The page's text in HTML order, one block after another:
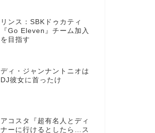
リンス：SBKドゥカティ
『Go Eleven』チーム加入
を目指す
ディ・ジャンナントニオは
DJ彼女に首ったけ
アコスタ『超有名人とディ
ナーに行けるとしたら…ス